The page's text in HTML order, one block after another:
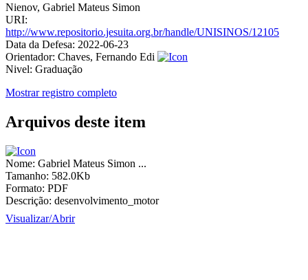
Nienov, Gabriel Mateus Simon
URI:
http://www.repositorio.jesuita.org.br/handle/UNISINOS/12105
Data da Defesa: 2022-06-23
Orientador: Chaves, Fernando Edi
Nivel: Graduação
Mostrar registro completo
Arquivos deste item
Nome: Gabriel Mateus Simon ...
Tamanho: 582.0Kb
Formato: PDF
Descrição: desenvolvimento_motor
Visualizar/Abrir